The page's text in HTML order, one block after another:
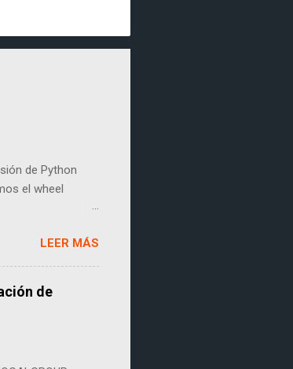
de Python
el wheel
LEER MÁS
de